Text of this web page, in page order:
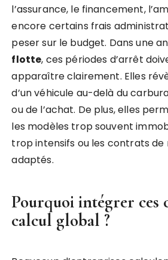
l’assurance, le financement,
encore certains frais
peser sur le budget. Dans une
flotte, ces périodes d’arrêt
apparaître clairement. Elles
d’un véhicule au-delà du
ou de l’achat. De plus, elles
les modèles trop souvent
trop intensifs ou les contrats
adaptés.
Pourquoi intégrer ces
calcul global ?